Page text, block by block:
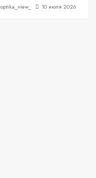
optika_view_ 10 июля 2026